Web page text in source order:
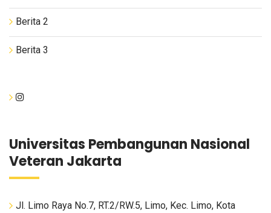
Berita 2
Berita 3
Universitas Pembangunan Nasional
Veteran Jakarta
Jl. Limo Raya No.7, RT.2/RW.5, Limo, Kec. Limo, Kota